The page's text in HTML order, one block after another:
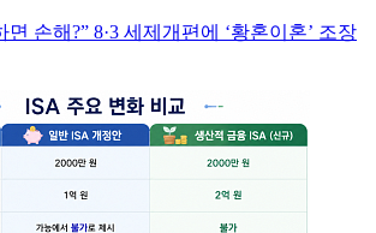
면 손해?” 8·3 세제개편에 ‘황혼이혼’ 조장